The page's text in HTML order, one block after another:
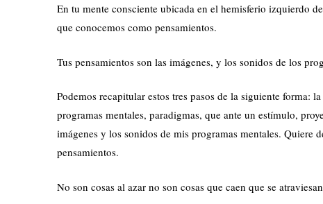
En tu mente consciente ubicada en el hemisferio izquierdo
que conocemos como pensamientos.
Tus pensamientos son las imágenes, y los sonidos de los
Podemos recapitular estos tres pasos de la siguiente forma:
programas mentales, paradigmas, que ante un estímulo,
imágenes y los sonidos de mis programas mentales. Quiere
pensamientos.
No son cosas al azar no son cosas que caen que se